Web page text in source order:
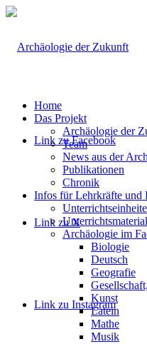
Link zu Facebook
Link zu X
Link zu Instagram
Home
Das Projekt
Archäologie der
Team
News aus der
Publikationen
Chronik
Infos für Lehrkräfte und
Archäologie im
Biologie
Deutsch
Geografie
Kunst
Latein
Mathe
Musik